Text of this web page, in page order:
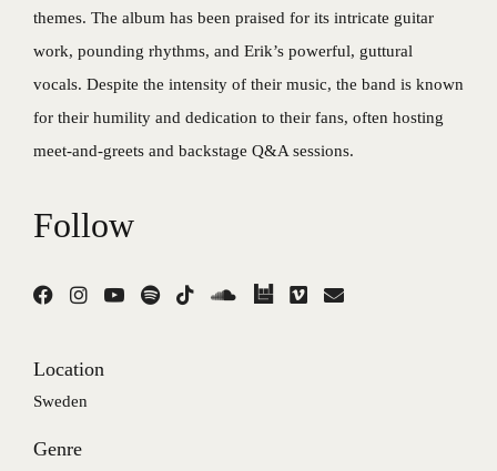
themes. The album has been praised for its intricate guitar
work, pounding rhythms, and Erik’s powerful, guttural
vocals. Despite the intensity of their music, the band is known
for their humility and dedication to their fans, often hosting
meet-and-greets and backstage Q&A sessions.
Follow
Location
Sweden
Genre